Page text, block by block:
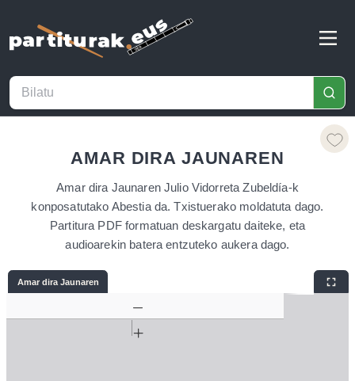
AMAR DIRA JAUNAREN
Amar dira Jaunaren Julio Vidorreta Zubeldía-k
konposatutako Abestia da. Txistuerako moldatuta dago.
Partitura PDF formatuan deskargatu daiteke, eta
audioarekin batera entzuteko aukera dago.
Amar dira Jaunaren